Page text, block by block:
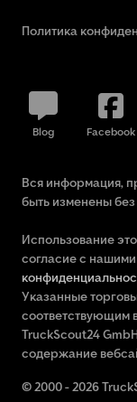
Политика
Blog Facebook
Вся информация,
быть изменены без
Использование
согласие с нашими
Указанные
соответствующим
TruckScout24
содержание
© 2000 - 2026